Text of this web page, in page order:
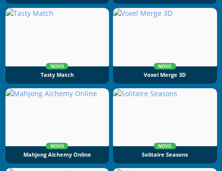
NOVO
Tasty Match
NOVO
Voxel Merge 3D
NOVO
Mahjong Alchemy Online
NOVO
Solitaire Seasons